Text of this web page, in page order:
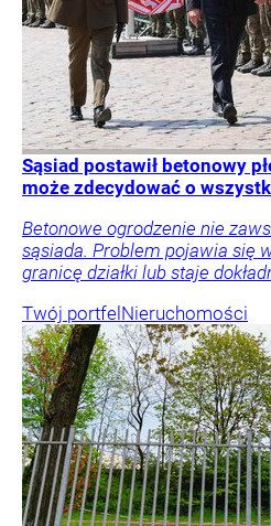
Sąsiad postawił betonowy
może zdecydować o
Betonowe ogrodzenie nie
sąsiada. Problem pojawia się
granicę działki lub staje
Twój portfelNieruchomości